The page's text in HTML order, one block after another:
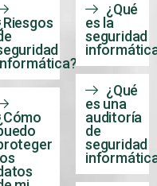
¿Qué
es la
seguridad
¿Qué
es una
auditoría
de
seguridad